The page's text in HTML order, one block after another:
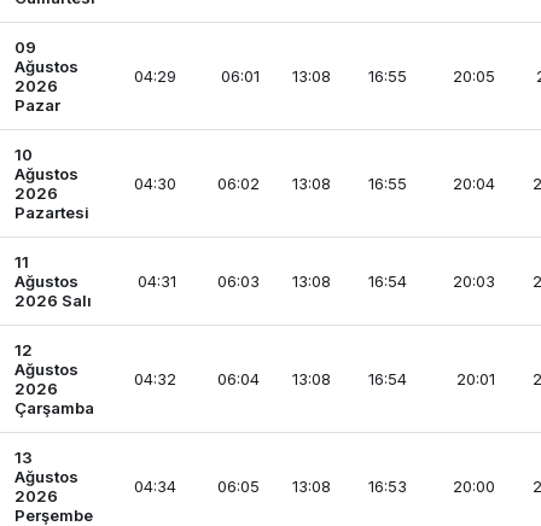
09
Ağustos
2026
Pazar
04:29 06:01 13:08 16:55 20:05
10
Ağustos
2026
Pazartesi
04:30 06:02 13:08 16:55 20:04
11
Ağustos
2026 Salı
04:31 06:03 13:08 16:54 20:03
12
Ağustos
2026
Çarşamba
04:32 06:04 13:08 16:54 20:01
13
Ağustos
2026
Perşembe
04:34 06:05 13:08 16:53 20:00